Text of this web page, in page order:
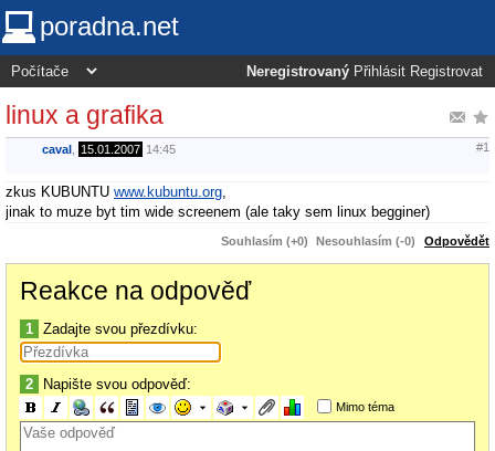
poradna.net
Neregistrovaný Přihlásit Registrovat
linux a grafika
caval 15.01.2007 14:45 #1
zkus KUBUNTU www.kubuntu.org
jinak to muze byt tim wide screenem (ale taky sem linux begginer)
Souhlasím (+0) Nesouhlasím (-0) Odpovědět
Reakce na odpověď
1 Zadajte svou přezdívku:
2 Napište svou odpověď:
Mimo téma